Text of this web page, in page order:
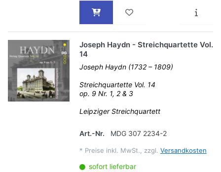
Joseph Haydn - Streichquartette Vol.
14
Joseph Haydn (1732 – 1809)
Streichquartette Vol. 14
op. 9 Nr. 1, 2 & 3
Leipziger Streichquartett
Art.-Nr. MDG 307 2234-2
* Preise inkl. MwSt., zzgl. Versandkosten
sofort lieferbar